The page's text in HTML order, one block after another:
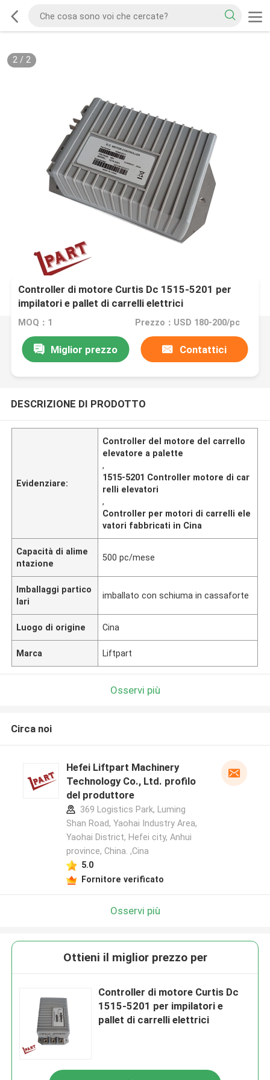
2/ 2
Controller di motore Curtis Dc 1515-5201 per
impilatori e pallet di carrelli elettrici
MOQ：1 Prezzo：USD 180-200/pc
Miglior prezzo Contattici
DESCRIZIONE DI PRODOTTO
Evidenziare:
Controller del motore del carrello
elevatore a palette
,
1515-5201 Controller motore di car
relli elevatori
,
Controller per motori di carrelli ele
vatori fabbricati in Cina
Capacità di alime
ntazione
500 pc/mese
Imballaggi partico
lari
imballato con schiuma in cassaforte
Luogo di origine Cina
Marca Liftpart
Osservi più
Circa noi
Hefei Liftpart Machinery
Technology Co., Ltd. profilo
del produttore
369 Logistics Park, Luming
Shan Road, Yaohai Industry Area,
Yaohai District, Hefei city, Anhui
province, China. ,Cina
5.0
Fornitore verificato
Osservi più
Ottieni il miglior prezzo per
Controller di motore Curtis Dc
1515-5201 per impilatori e
pallet di carrelli elettrici